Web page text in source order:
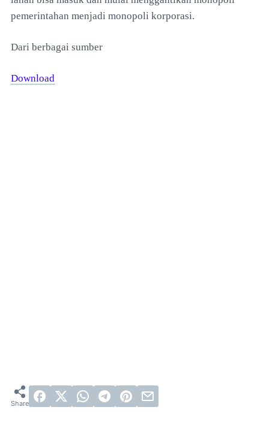
pemerintahan menjadi monopoli korporasi.
Dari berbagai sumber
Download